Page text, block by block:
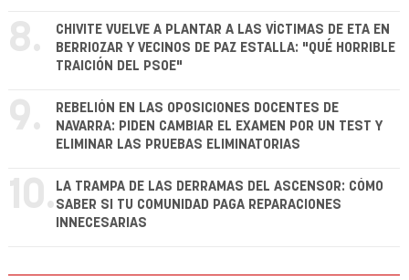
8.
CHIVITE VUELVE A PLANTAR A LAS VÍCTIMAS DE ETA EN
BERRIOZAR Y VECINOS DE PAZ ESTALLA: "QUÉ HORRIBLE
TRAICIÓN DEL PSOE"
9.
REBELIÓN EN LAS OPOSICIONES DOCENTES DE
NAVARRA: PIDEN CAMBIAR EL EXAMEN POR UN TEST Y
ELIMINAR LAS PRUEBAS ELIMINATORIAS
10. LA TRAMPA DE LAS DERRAMAS DEL ASCENSOR: CÓMO
SABER SI TU COMUNIDAD PAGA REPARACIONES
INNECESARIAS